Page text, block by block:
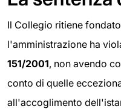
Il Collegio ritiene
l'amministrazione ha
151/2001, non avendo
conto di quelle
all'accoglimento